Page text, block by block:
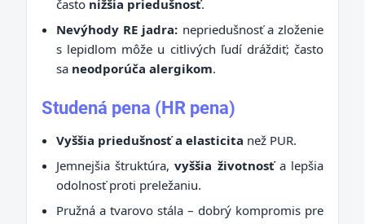
často nižšia priedušnosť.
Nevýhody RE jadra: nepriedušnosť a zloženie
s lepidlom môže u citlivých ľudí dráždiť; často
sa neodporúča alergikom.
Studená pena (HR pena)
Vyššia priedušnosť a elasticita než PUR.
Jemnejšia štruktúra,vyššia životnosťa lepšia
odolnosť proti preležaniu.
Pružná a tvarovo stála – dobrý kompromis pre